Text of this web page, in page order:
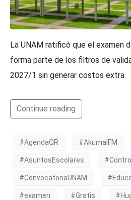
La UNAM ratificó que el examen
forma parte de los filtros de
2027/1 sin generar costos extra.
Continue reading
#AgendaQR #AkumalFM
#AsuntosEscolares #Control
#ConvocatoriaUNAM
#examen #Gratis